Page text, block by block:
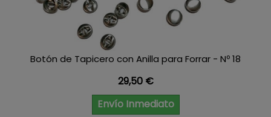
Botón de Tapicero con Anilla para Forrar - Nº 18
Precio
29,50 €
Envío Inmediato